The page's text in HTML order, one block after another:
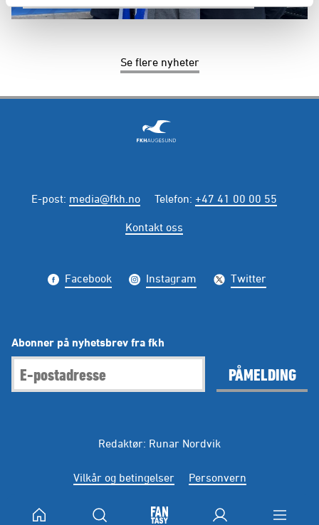
Se flere nyheter
E-post: media@fkh.no Telefon: +47 41 00 00 55
Kontakt oss
Facebook Instagram Twitter
Abonner på nyhetsbrev fra fkh
PÅMELDING
Redaktør: Runar Nordvik
Vilkår og betingelser Personvern